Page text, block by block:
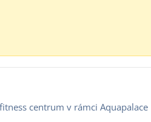
centrum v rámci Aquapalace